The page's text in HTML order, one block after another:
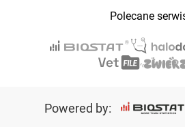
Polecane
Powered by: